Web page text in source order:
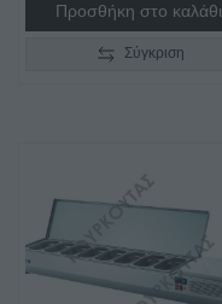
Προσθήκη στο καλάθι
Σύγκριση